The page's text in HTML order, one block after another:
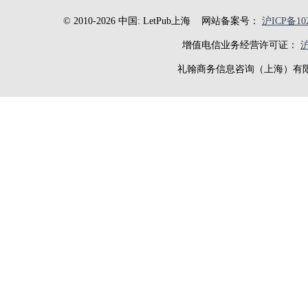
© 2010-2026 中国: LetPub上海网站备案号： 沪ICP备
增值电信业务经营许可证：
礼翰商务信息咨询（上海）